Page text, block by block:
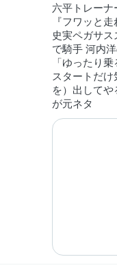
六平トレーナ
『フワッと走
史実ペガサス
で騎手 河内
「ゆったり
スタートだ
を）出して
が元ネタ